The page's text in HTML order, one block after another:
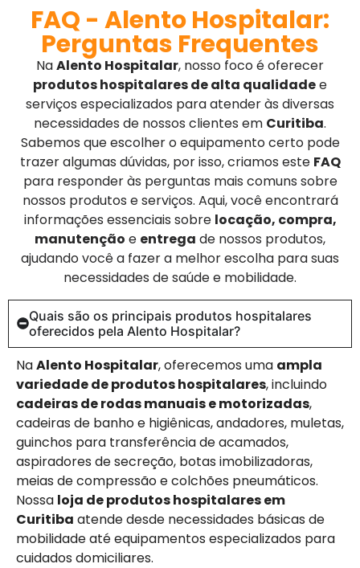
FAQ - Alento Hospitalar:
Perguntas Frequentes
NaAlento Hospitalar, nosso foco é oferecer
produtos hospitalares de alta qualidadee
serviços especializados para atender às diversas
necessidades de nossos clientes em Curitiba.
Sabemos que escolher o equipamento certo pode
trazer algumas dúvidas, por isso, criamos este FAQ
para responder às perguntas mais comuns sobre
nossos produtos e serviços. Aqui, você encontrará
informações essenciais sobre locação, compra,
manutenção e entrega de nossos produtos,
ajudando você a fazer a melhor escolha para suas
necessidades de saúde e mobilidade.
Quais são os principais produtos hospitalares
oferecidos pela Alento Hospitalar?
NaAlento Hospitalar, oferecemos uma ampla
variedade de produtos hospitalares, incluindo
cadeiras de rodas manuais e motorizadas,
cadeiras de banho e higiênicas, andadores, muletas,
guinchos para transferência de acamados,
aspiradores de secreção, botas imobilizadoras,
meias de compressão e colchões pneumáticos.
Nossa loja de produtos hospitalares em
Curitiba atende desde necessidades básicas de
mobilidade até equipamentos especializados para
cuidados domiciliares.